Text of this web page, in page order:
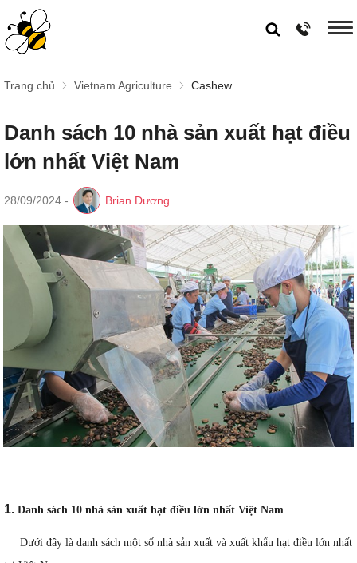
Trang chủ Vietnam Agriculture Cashew
Danh sách 10 nhà sản xuất hạt điều
lớn nhất Việt Nam
28/09/2024 - Brian Dương
1. Danh sách 10 nhà sản xuất hạt điều lớn nhất Việt Nam
Dưới đây là danh sách một số nhà sản xuất và xuất khẩu hạt điều lớn nhất